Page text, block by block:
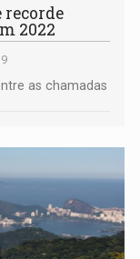
recorde
2022
as chamadas